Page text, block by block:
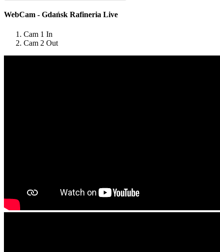
WebCam - Gdańsk Rafineria Live
Cam 1 In
Cam 2 Out